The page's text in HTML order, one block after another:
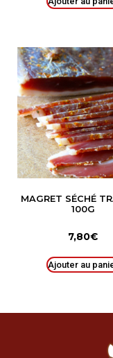
MAGRET SÉCHÉ
100G
7,80€
Ajouter au